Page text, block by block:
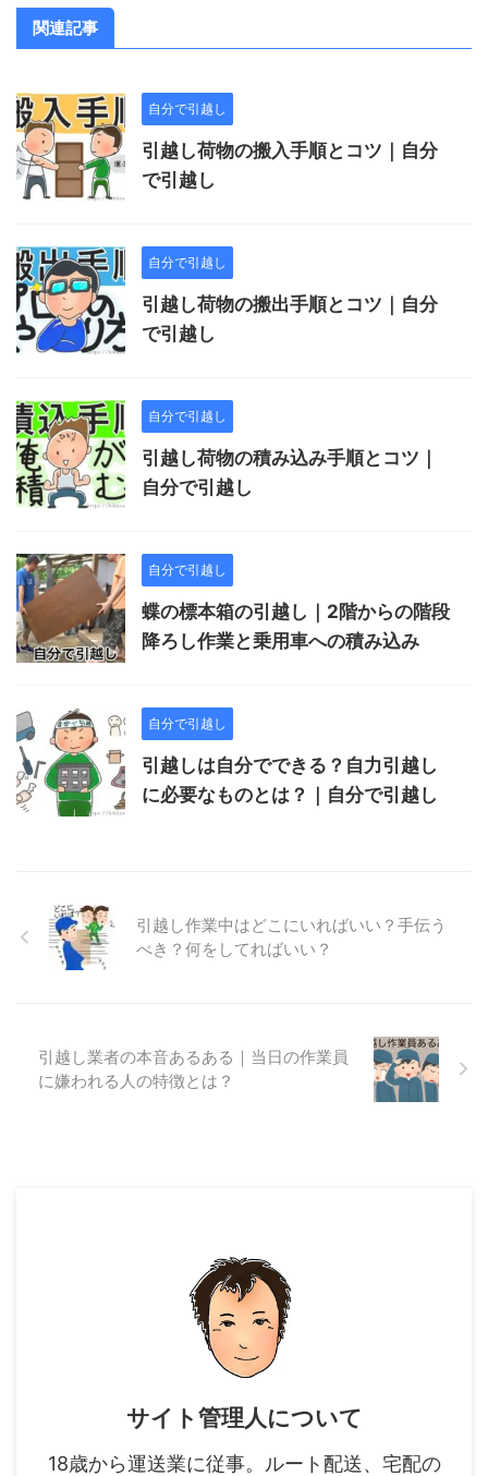
関連記事
自分で引越し
引越し荷物の搬入手順とコツ｜自分
で引越し
自分で引越し
引越し荷物の搬出手順とコツ｜自分
で引越し
自分で引越し
引越し荷物の積み込み手順とコツ｜
自分で引越し
自分で引越し
蝶の標本箱の引越し｜2階からの階段
降ろし作業と乗用車への積み込み
自分で引越し
引越しは自分でできる？自力引越し
に必要なものとは？｜自分で引越し
引越し作業中はどこにいればいい？手伝う
べき？何をしてればいい？
引越し業者の本音あるある｜当日の作業員
に嫌われる人の特徴とは？
サイト管理人について
18歳から運送業に従事。ルート配送、宅配の